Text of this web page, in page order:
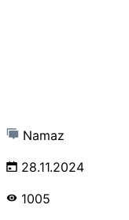
Namaz
28.11.2024
1005